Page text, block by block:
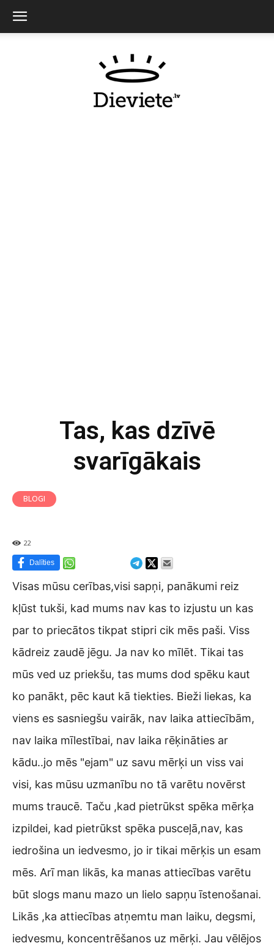
Tas, kas dzīvē
svarīgākais
BLOGI
22
Dalīties
Visas mūsu cerības,visi sapņi, panākumi reiz
kļūst tukši, kad mums nav kas to izjustu un kas
par to priecātos tikpat stipri cik mēs paši. Viss
kādreiz zaudē jēgu. Ja nav ko mīlēt. Tikai tas
mūs ved uz priekšu, tas mums dod spēku kaut
ko panākt, pēc kaut kā tiekties. Bieži liekas, ka
viens es sasniegšu vairāk, nav laika attiecībām,
nav laika mīlestībai, nav laika rēķināties ar
kādu..jo mēs "ejam" uz savu mērķi un viss vai
visi, kas mūsu uzmanību no tā varētu novērst
mums traucē. Taču ,kad pietrūkst spēka mērķa
izpildei, kad pietrūkst spēka pusceļā,nav, kas
iedrošina un iedvesmo, jo ir tikai mērķis un esam
mēs. Arī man likās, ka manas attiecības varētu
būt slogs manu mazo un lielo sapņu īstenošanai.
Likās ,ka attiecības atņemtu man laiku, degsmi,
iedvesmu, koncentrēšanos uz mērķi. Jau vēlējos